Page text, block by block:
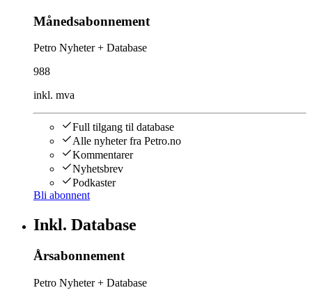
Månedsabonnement
Petro Nyheter + Database
988
inkl. mva
Full tilgang til database
Alle nyheter fra Petro.no
Kommentarer
Nyhetsbrev
Podkaster
Bli abonnent
Inkl. Database
Årsabonnement
Petro Nyheter + Database